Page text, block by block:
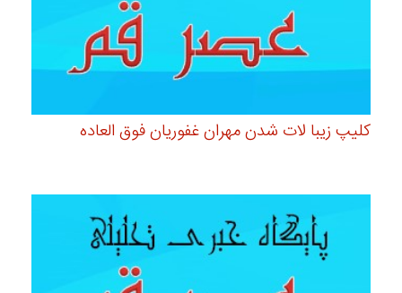
کلیپ زیبا لات شدن مهران غفوریان فوق العاده